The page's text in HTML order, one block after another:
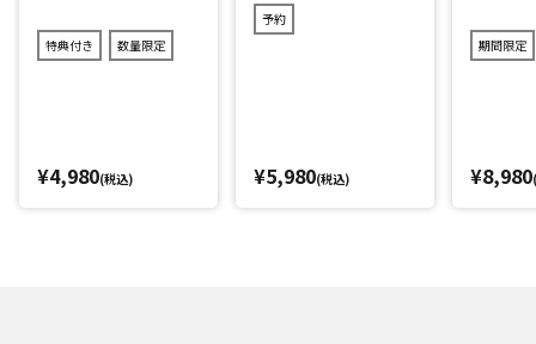
特典付き 数量限定
¥4,980(税込)
予約
¥5,980(税込)
期間限定
¥8,980